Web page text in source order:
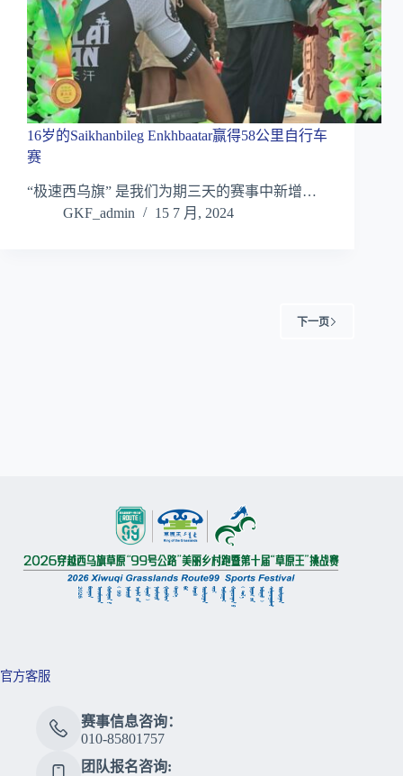
16岁的Saikhanbileg Enkhbaatar赢得58公里自行车
赛
“极速西乌旗” 是我们为期三天的赛事中新增…
GKF_admin
15 7 月, 2024
下一页
官方客服
赛事信息咨询：
010-85801757
团队报名咨询: